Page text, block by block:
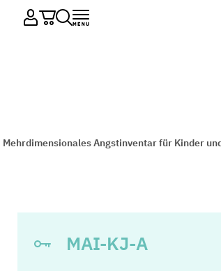
Mehrdimensionales Angstinventar für Kinder
MAI-KJ-A